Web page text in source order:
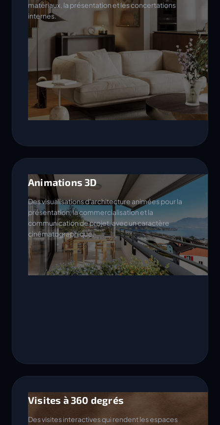
matériaux, la présentation et les concertations
internes.
Animations 3D
Des visualisations d'architecture animées pour la
présentation, la commercialisation et la
communication de projet, avec un caractère
cinématographique.
Visites à 360 degrés
Des visites interactives qui rendent les espaces